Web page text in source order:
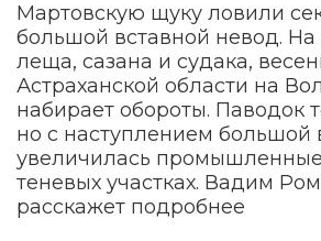
Мартовскую щуку ловили
большой вставной невод.
леща, сазана и судака,
Астраханской области на
набирает обороты. Паводок
но с наступлением большой
увеличилась
теневых участках. Вадим
расскажет подробнее